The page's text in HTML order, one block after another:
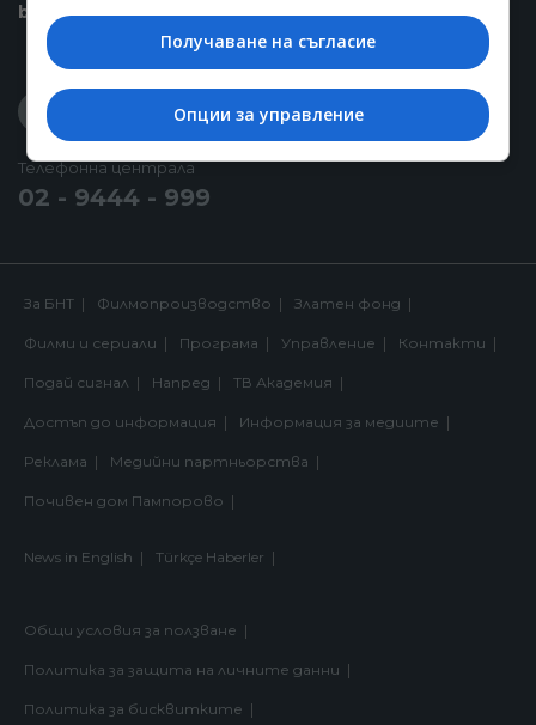
bnt.bg/bnt2
bnt.bg/bnt4
Телефонна централа
02 - 9444 - 999
За БНТ Филмопроизводство Златен фонд
Филми и сериали Програма Управление Контакти
Подай сигнал Напред ТВ Академия
Достъп до информация Информация за медиите
Реклама Медийни партньорства
Почивен дом Пампорово
News in English Türkçe Haberler
Общи условия за ползване
Политика за защита на личните данни
Политика за бисквитките
Получаване на съгласие
Опции за управление